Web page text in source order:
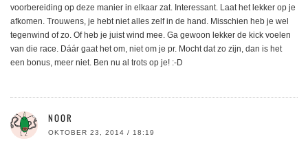
voorbereiding op deze manier in elkaar zat. Interessant. Laat het lekker op je
afkomen. Trouwens, je hebt niet alles zelf in de hand. Misschien heb je wel
tegenwind of zo. Of heb je juist wind mee. Ga gewoon lekker de kick voelen
van die race. Dáár gaat het om, niet om je pr. Mocht dat zo zijn, dan is het
een bonus, meer niet. Ben nu al trots op je! :-D
NOOR
OKTOBER 23, 2014 / 18:19